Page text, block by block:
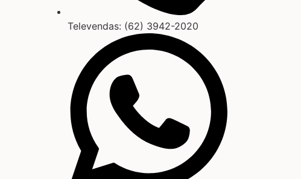
Televendas: (62) 3942-2020